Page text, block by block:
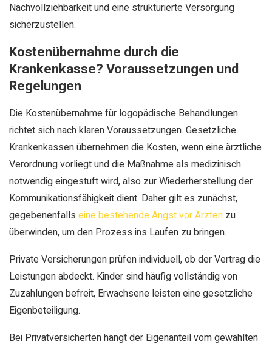
Nachvollziehbarkeit und eine strukturierte Versorgung
sicherzustellen.
Kostenübernahme durch die
Krankenkasse? Voraussetzungen und
Regelungen
Die Kostenübernahme für logopädische Behandlungen
richtet sich nach klaren Voraussetzungen. Gesetzliche
Krankenkassen übernehmen die Kosten, wenn eine ärztliche
Verordnung vorliegt und die Maßnahme als medizinisch
notwendig eingestuft wird, also zur Wiederherstellung der
Kommunikationsfähigkeit dient. Daher gilt es zunächst,
gegebenenfalls eine bestehende Angst vor Ärzten zu
überwinden, um den Prozess ins Laufen zu bringen.
Private Versicherungen prüfen individuell, ob der Vertrag die
Leistungen abdeckt. Kinder sind häufig vollständig von
Zuzahlungen befreit, Erwachsene leisten eine gesetzliche
Eigenbeteiligung.
Bei Privatversicherten hängt der Eigenanteil vom gewählten